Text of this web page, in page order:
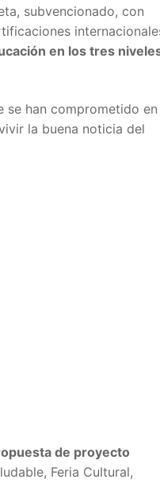
subvencionado, con
en los tres
se han comprometido en
la buena noticia del
de proyecto
Feria Cultural,